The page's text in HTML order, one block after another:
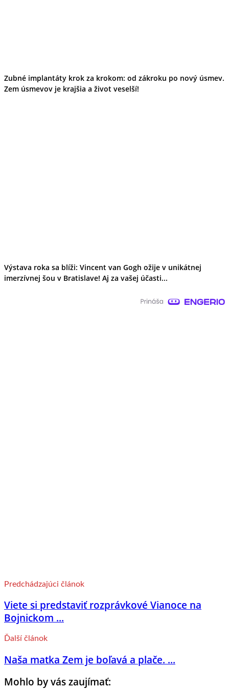
Zubné implantáty krok za krokom: od zákroku po nový úsmev.
Zem úsmevov je krajšia a život veselší!
Výstava roka sa blíži: Vincent van Gogh ožije v unikátnej
imerzívnej šou v Bratislave! Aj za vašej účasti...
Predchádzajúci článok
Viete si predstaviť rozprávkové Vianoce na
Bojnickom ...
Ďalší článok
Naša matka Zem je boľavá a plače. ...
Mohlo by vás zaujímať: